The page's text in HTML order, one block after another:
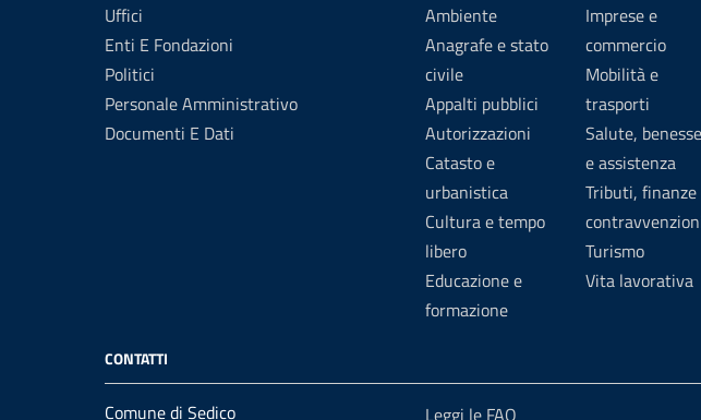
Uffici
Enti E Fondazioni
Politici
Personale Amministrativo
Documenti E Dati
Ambiente
Anagrafe e stato
civile
Appalti pubblici
Autorizzazioni
Catasto e
urbanistica
Cultura e tempo
libero
Educazione e
formazione
Imprese e
commercio
Mobilità e
trasporti
Salute,
e assistenza
Tributi, finanze
Turismo
Vita lavorativa
CONTATTI
Comune di Sedico Leggi le FAQ